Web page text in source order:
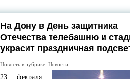
На Дону в День защитника
Отечества телебашню и
украсит праздничная
Новость в рубрике: Новости
23 февраля